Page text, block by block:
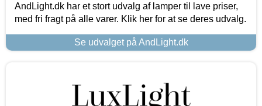
AndLight.dk har et stort udvalg af lamper til lave priser,
med fri fragt på alle varer. Klik her for at se deres udvalg.
Se udvalget på AndLight.dk